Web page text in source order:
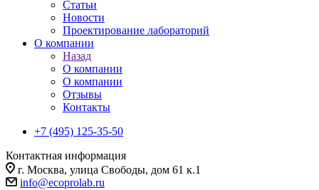
Статьи
Новости
Проектирование лабораторий
О компании
Назад
О компании
О компании
Отзывы
Контакты
+7 (495) 125-35-50
Контактная информация
г. Москва, улица Свободы, дом 61 к.1
info@ecoprolab.ru